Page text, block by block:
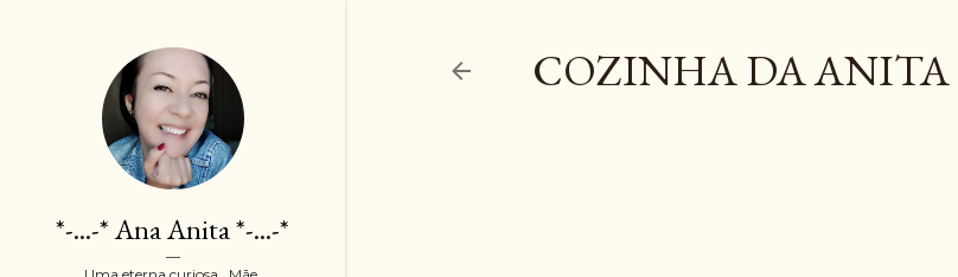
COZINHA DA ANITA
*-...-* Ana Anita *-...-*